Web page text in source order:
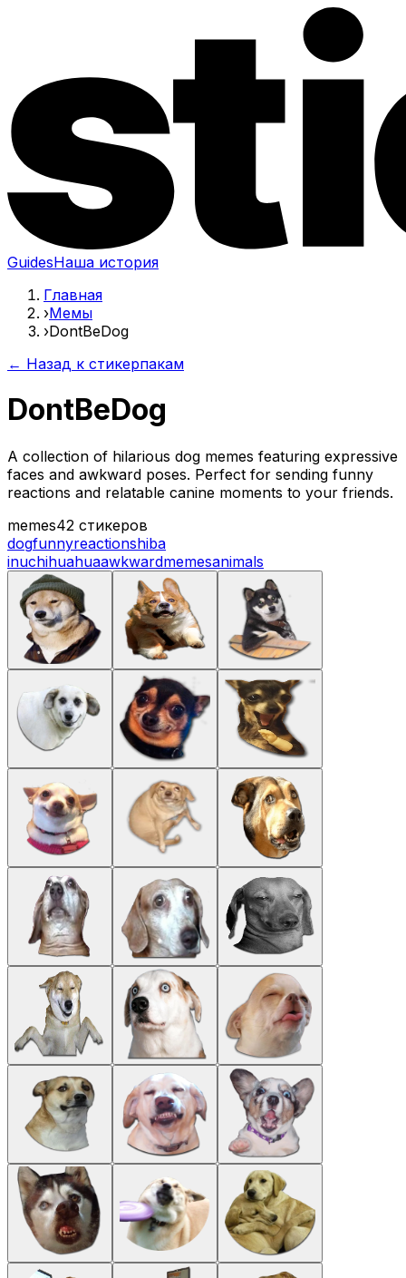
GuidesНаша история
Главная
›Мемы
›DontBeDog
← Назад к стикерпакам
DontBeDog
A collection of hilarious dog memes featuring expressive
faces and awkward poses. Perfect for sending funny
reactions and relatable canine moments to your friends.
memes42 стикеров
dogfunnyreactionshiba
inuchihuahuaawkwardmemesanimals